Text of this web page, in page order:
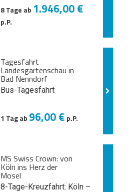
8 Tage ab 1.946,00 €
p.P.
Tagesfahrt
Landesgartenschau in
Bad Nenndorf
Bus-Tagesfahrt
1 Tag ab 96,00 € p.P.
MS Swiss Crown: von
Köln ins Herz der
Mosel
8-Tage-Kreuzfahrt: Köln –